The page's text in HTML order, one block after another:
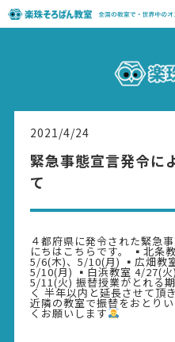
2021/4/24
緊急事態宣言発令に
て
４都府県に発令された緊急
にちはこちらです。 ▪︎北条
5/6(木)、5/10(月) ▪︎広畑教
5/10(月) ▪︎白浜教室 4/27(火
5/11(火) 振替授業がとれる
く 半年以内と延長させて頂
近隣の教室で振替をおとり
くお願いします